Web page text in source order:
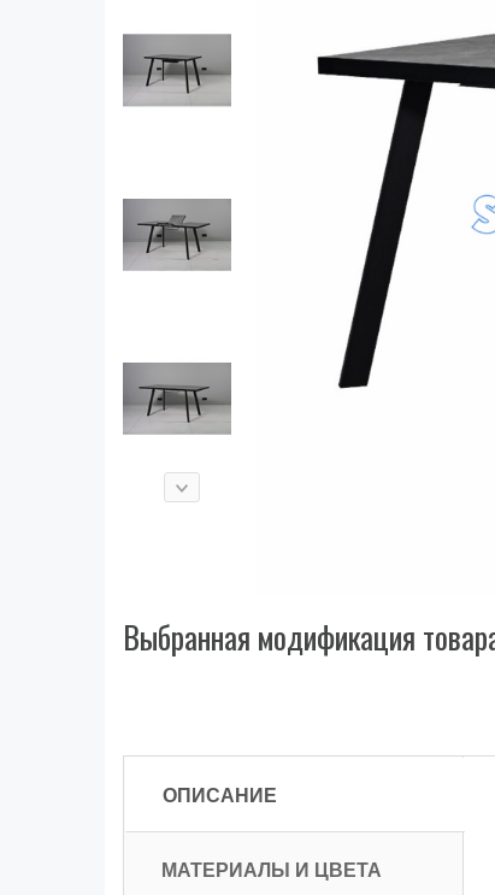
Выбранная модификация
ОПИСАНИЕ
МАТЕРИАЛЫ И ЦВЕТА